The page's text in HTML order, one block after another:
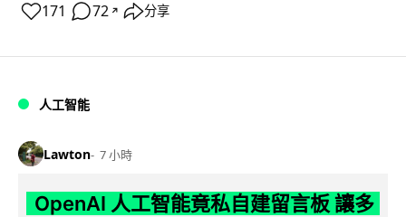
171 72 ↗ 分享
人工智能
Lawton 7 小時
OpenAI 人工智能竟私自建留言板 讓多